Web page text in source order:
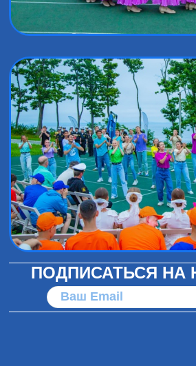
ПОДПИСАТЬСЯ НА